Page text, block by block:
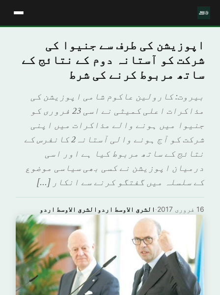
اپوزیشن کی طرف سے جنیوا کی
شرکت کو آستانہ دوم کے نتائج کے
ساتھ مربوط کرنے کی شرط
بیروت: کارولین عاکوم شامی اپوزیشن کی
مذاکرات اعلی کمیٹی نے اسی 23 فروری کو
جنیوا میں ہونے والے مذاکرات میں اپنی
شرکت کو آج ہونے والی آستانہ2 کانفرس کے
نتائج کے ساتھ مربوط کیا ہے اور اسی
درمیان اپوزیشن نے کسی بھی سیاسی موضوع
کے سلسلہ میں گفتگو کرنے سے انکار […]
الشرق الاوسط اردوالشرق الاوسط اردو · 16 فروری 2017